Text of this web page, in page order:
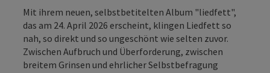
Mit ihrem neuen, selbstbetitelten Album "liedfett",
das am 24. April 2026 erscheint, klingen Liedfett so
nah, so direkt und so ungeschönt wie selten zuvor.
Zwischen Aufbruch und Überforderung, zwischen
breitem Grinsen und ehrlicher Selbstbefragung